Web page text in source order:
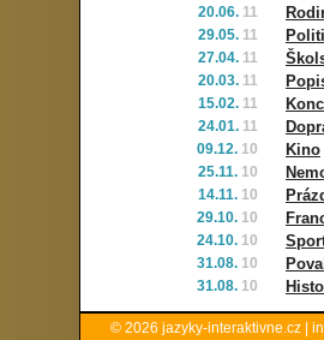
20.06. 11
29.05. 11
27.04. 11
20.03. 11
15.02. 11
24.01. 11
09.12. 10 Kino
25.11. 10
14.11. 10
29.10. 10
24.10. 10
31.08. 10
31.08. 10
© 2026 jazyky-interaktivne.cz